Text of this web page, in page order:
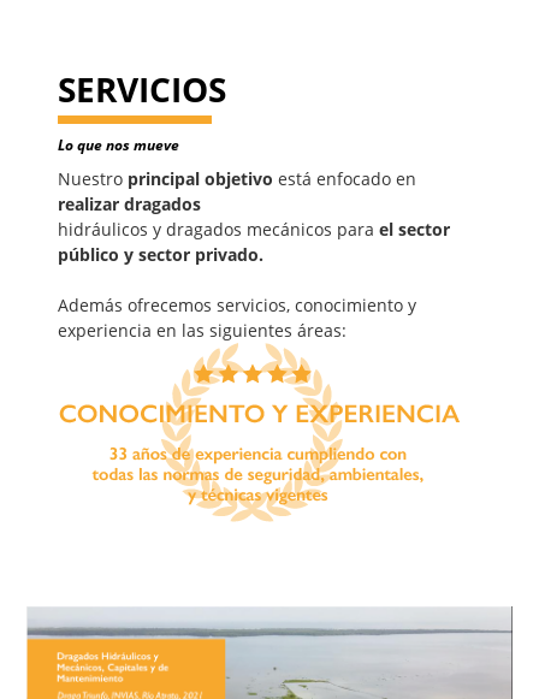
SERVICIOS
Lo que nos mueve
Nuestro principal objetivo está enfocado en
realizar dragados
hidráulicos y dragados mecánicos para el sector
público y sector privado.
Además ofrecemos servicios, conocimiento y
experiencia en las siguientes áreas: